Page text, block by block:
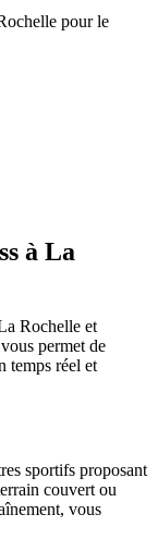
pour le
à La
Rochelle et
permet de
temps réel et
sportifs proposant
couvert ou
vous